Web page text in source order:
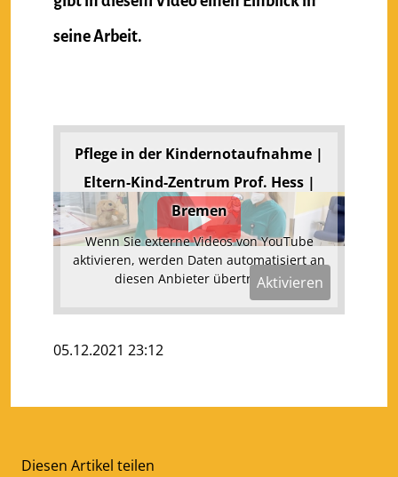
seine Arbeit.
Pflege in der Kindernotaufnahme |
Eltern-Kind-Zentrum Prof. Hess |
Bremen
Wenn Sie externe Videos von YouTube
aktivieren, werden Daten automatisiert an
diesen Anbieter übertragen.Aktivieren
05.12.2021 23:12
Diesen Artikel teilen